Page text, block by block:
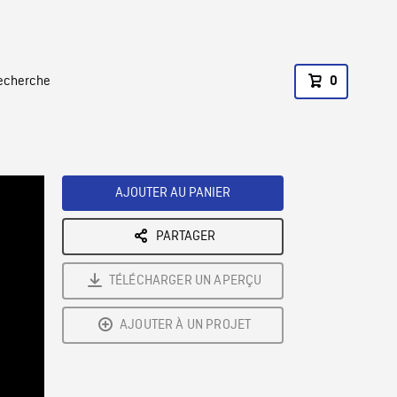
0
AJOUTER AU PANIER
PARTAGER
TÉLÉCHARGER UN APERÇU
AJOUTER À UN PROJET